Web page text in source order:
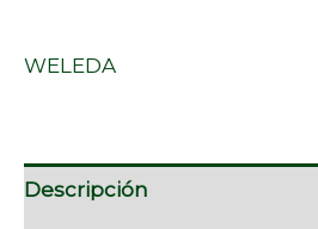
WELEDA
Descripción